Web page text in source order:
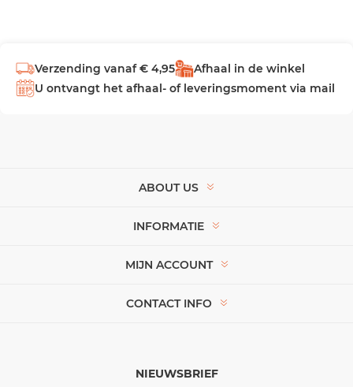
Verzending vanaf € 4,95
Afhaal in de winkel
U ontvangt het afhaal- of leveringsmoment via mail
ABOUT US
INFORMATIE
MIJN ACCOUNT
CONTACT INFO
NIEUWSBRIEF